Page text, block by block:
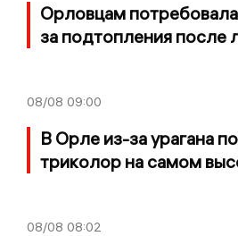
Орловцам
за подтопления после
08/08 09:00
В Орле из-за урагана
триколор на самом
08/08 08:02